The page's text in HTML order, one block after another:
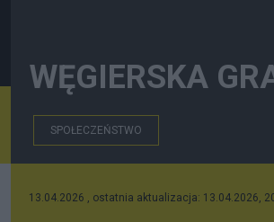
WĘGIERSKA
SPOŁECZEŃSTWO
13.04.2026 , ostatnia aktualizacja: 13.04.2026,